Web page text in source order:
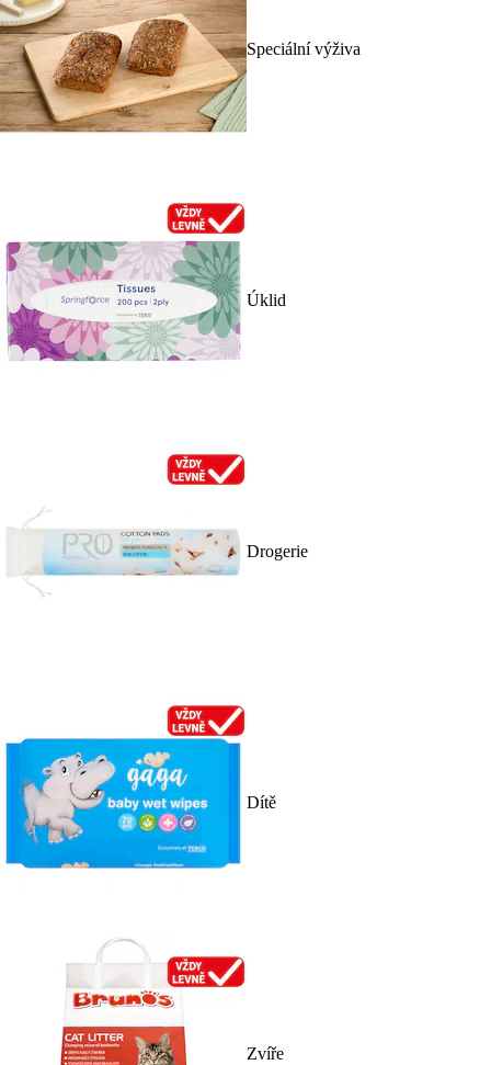
Speciální výživa
Úklid
Drogerie
Dítě
Zvíře